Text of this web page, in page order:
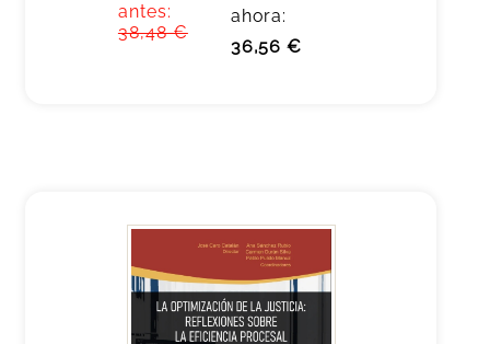
antes:
38,48 €
ahora:
36,56 €